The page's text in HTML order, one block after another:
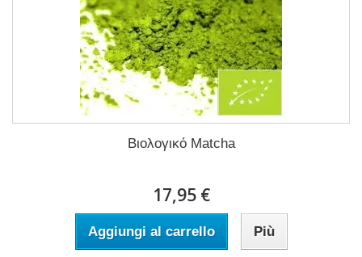
Βιολογικό Matcha
17,95 €
Aggiungi al carrello Più